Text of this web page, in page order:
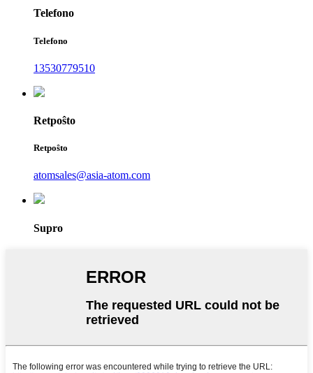
Telefono
Telefono
13530779510
Retpoŝto
Retpoŝto
atomsales@asia-atom.com
Supro